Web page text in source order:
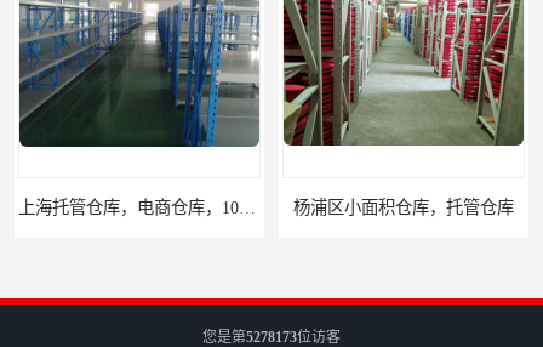
杨浦区小面积仓库，托管仓库
您是第5278173位访客